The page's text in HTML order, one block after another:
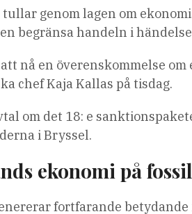
genom lagen om
begränsa handeln i
nå en överenskommelse
chef Kaja Kallas på tisdag.
om det 18: e
i Bryssel.
ekonomi på
fortfarande